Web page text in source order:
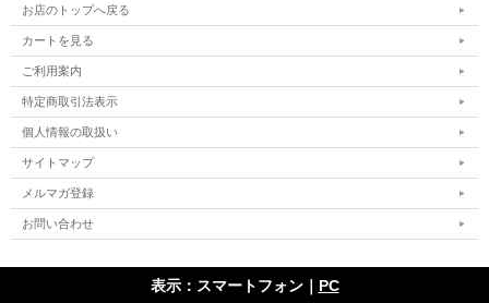
お店のトップへ戻る
カートを見る
ご利用案内
特定商取引法表示
個人情報の取扱い
サイトマップ
メルマガ登録
お問い合わせ
表示：スマートフォン｜ PC